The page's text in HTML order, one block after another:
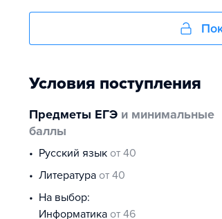
Условия поступления
Предметы ЕГЭ и минимальные
баллы
русский язык от 40
литература от 40
На выбор:
информатика от 46